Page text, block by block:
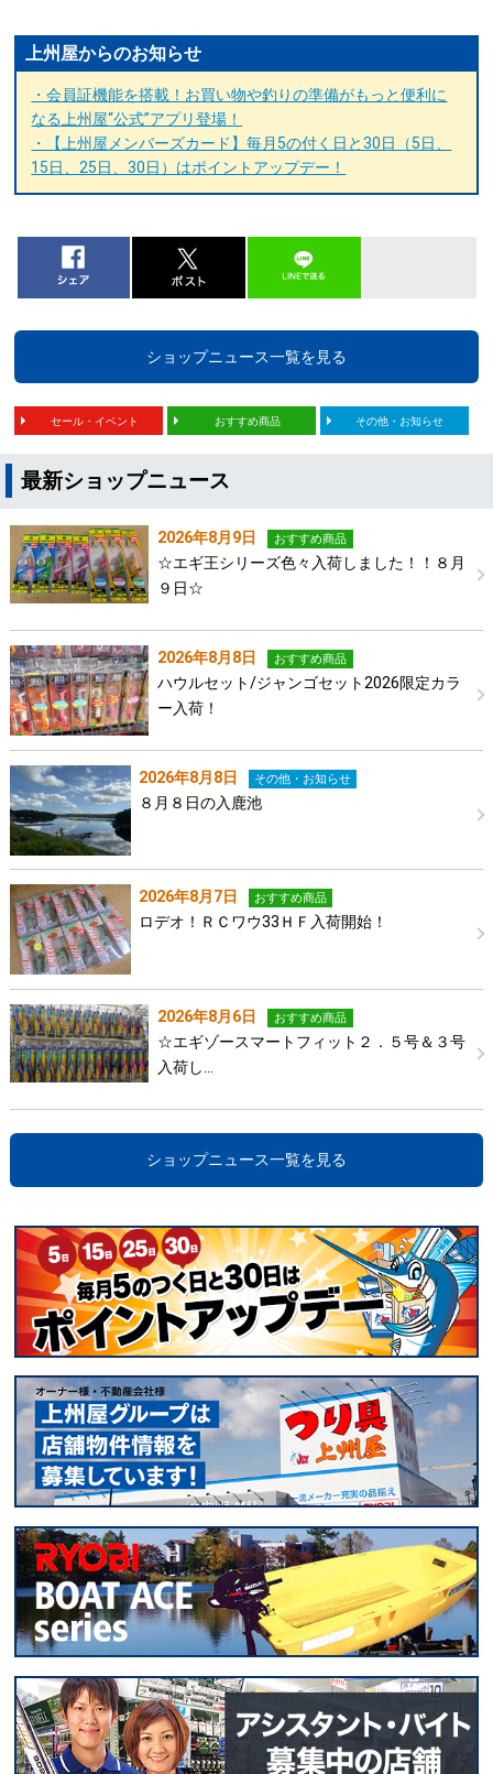
上州屋からのお知らせ
・会員証機能を搭載！お買い物や釣りの準備がもっと便利に
なる上州屋“公式”アプリ登場！
・【上州屋メンバーズカード】毎月5の付く日と30日（5日、
15日、25日、30日）はポイントアップデー！
ショップニュース一覧を見る
セール・イベント おすすめ商品 その他・お知らせ
最新ショップニュース
2026年8月9日 おすすめ商品
☆エギ王シリーズ色々入荷しました！！８月
９日☆
2026年8月8日 おすすめ商品
ハウルセット/ジャンゴセット2026限定カラ
ー入荷！
2026年8月8日 その他・お知らせ
８月８日の入鹿池
2026年8月7日 おすすめ商品
ロデオ！ＲＣワウ33ＨＦ入荷開始！
2026年8月6日 おすすめ商品
☆エギゾースマートフィット２．５号＆３号
入荷し…
ショップニュース一覧を見る